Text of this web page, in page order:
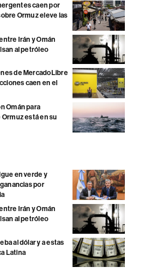
caen por
Ormuz eleve las
Irán y Omán
al petróleo
de MercadoLibre
caen en el
Omán para
está en su
en verde y
por
Irán y Omán
al petróleo
al dólar y a estas
Latina